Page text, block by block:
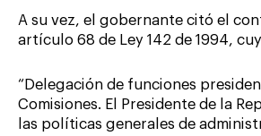
A su vez, el gobernante citó el
artículo 68 de Ley 142 de 1994,
“Delegación de funciones
Comisiones. El Presidente de la
las políticas generales de